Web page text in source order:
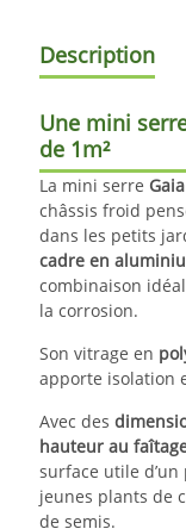
Description
Une mini
de 1m²
La mini serre
châssis froid
dans les petits
cadre en
combinaison
la corrosion.
Son vitrage en
apporte isolation
Avec des
hauteur au
surface utile
jeunes plants de
de semis.